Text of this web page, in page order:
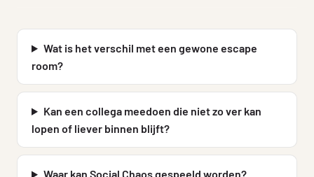
Wat is het verschil met een gewone escape
room?
Kan een collega meedoen die niet zo ver kan
lopen of liever binnen blijft?
Waar kan Social Chaos gespeeld worden?